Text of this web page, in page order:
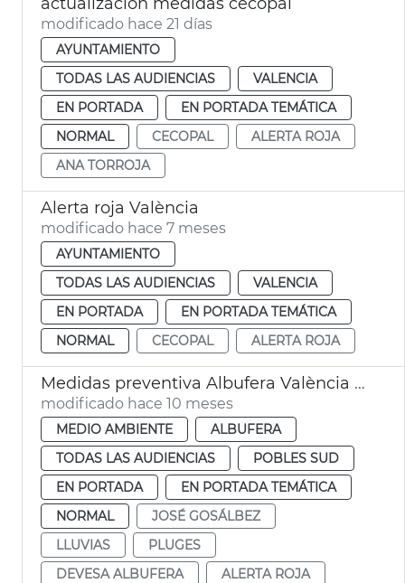
modificado hace 21 días
AYUNTAMIENTO
TODAS LAS AUDIENCIAS
VALENCIA
EN PORTADA
EN PORTADA TEMÁTICA
NORMAL
CECOPAL
ALERTA ROJA
ANA TORROJA
Alerta roja València
modificado hace 7 meses
AYUNTAMIENTO
TODAS LAS AUDIENCIAS
VALENCIA
EN PORTADA
EN PORTADA TEMÁTICA
NORMAL
CECOPAL ALERTA ROJA
Medidas preventiva Albufera València alerta roja
modificado hace 10 meses
MEDIO AMBIENTE
ALBUFERA
TODAS LAS AUDIENCIAS
POBLES SUD
EN PORTADA
EN PORTADA TEMÁTICA
NORMAL
JOSÉ GOSÁLBEZ
LLUVIAS
PLUGES
DEVESA ALBUFERA
ALERTA ROJA